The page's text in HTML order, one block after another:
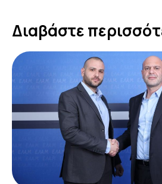
Διαβάστε